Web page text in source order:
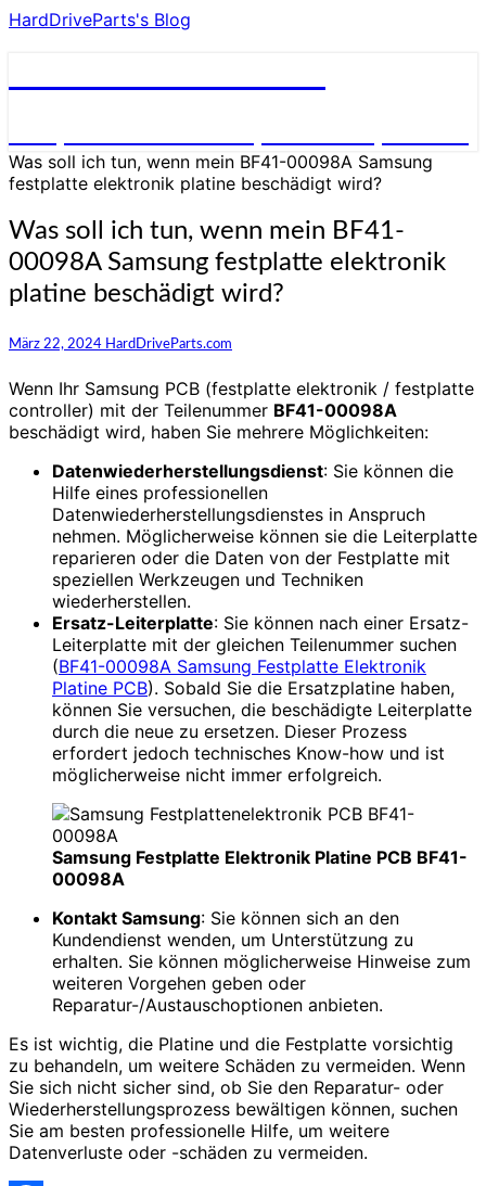
HardDriveParts's Blog
Was soll ich tun, wenn mein BF41-00098A Samsung
festplatte elektronik platine beschädigt wird?
Was soll ich tun, wenn mein BF41-
00098A Samsung festplatte elektronik
platine beschädigt wird?
März 22, 2024 HardDriveParts.com
Wenn Ihr Samsung PCB (festplatte elektronik / festplatte
controller) mit der Teilenummer BF41-00098A
beschädigt wird, haben Sie mehrere Möglichkeiten:
Datenwiederherstellungsdienst: Sie können die
Hilfe eines professionellen
Datenwiederherstellungsdienstes in Anspruch
nehmen. Möglicherweise können sie die Leiterplatte
reparieren oder die Daten von der Festplatte mit
speziellen Werkzeugen und Techniken
wiederherstellen.
Ersatz-Leiterplatte: Sie können nach einer Ersatz-
Leiterplatte mit der gleichen Teilenummer suchen
(BF41-00098A Samsung Festplatte Elektronik
Platine PCB). Sobald Sie die Ersatzplatine haben,
können Sie versuchen, die beschädigte Leiterplatte
durch die neue zu ersetzen. Dieser Prozess
erfordert jedoch technisches Know-how und ist
möglicherweise nicht immer erfolgreich.
Samsung Festplatte Elektronik Platine PCB BF41-
00098A
Kontakt Samsung: Sie können sich an den
Kundendienst wenden, um Unterstützung zu
erhalten. Sie können möglicherweise Hinweise zum
weiteren Vorgehen geben oder
Reparatur-/Austauschoptionen anbieten.
Es ist wichtig, die Platine und die Festplatte vorsichtig
zu behandeln, um weitere Schäden zu vermeiden. Wenn
Sie sich nicht sicher sind, ob Sie den Reparatur- oder
Wiederherstellungsprozess bewältigen können, suchen
Sie am besten professionelle Hilfe, um weitere
Datenverluste oder -schäden zu vermeiden.